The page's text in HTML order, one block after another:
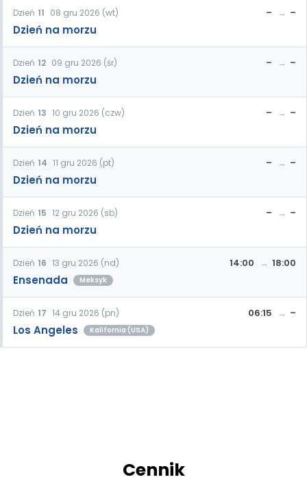
Dzień 11 08 gru 2026 (wt)
Dzień na morzu
– –
Dzień 12 09 gru 2026 (śr)
Dzień na morzu
– –
Dzień 13 10 gru 2026 (czw)
Dzień na morzu
– –
Dzień 14 11 gru 2026 (pt)
Dzień na morzu
– –
Dzień 15 12 gru 2026 (sb)
Dzień na morzu
– –
Dzień 16 13 gru 2026 (nd)
Ensenada Meksyk
14:00 18:00
Dzień 17 14 gru 2026 (pn)
Los Angeles Kalifornia (USA)
06:15 –
Cennik